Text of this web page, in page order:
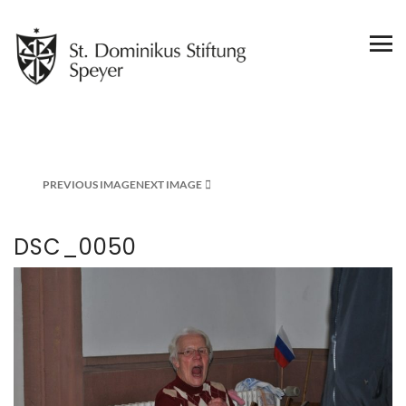
PREVIOUS IMAGENEXT IMAGE
DSC_0050